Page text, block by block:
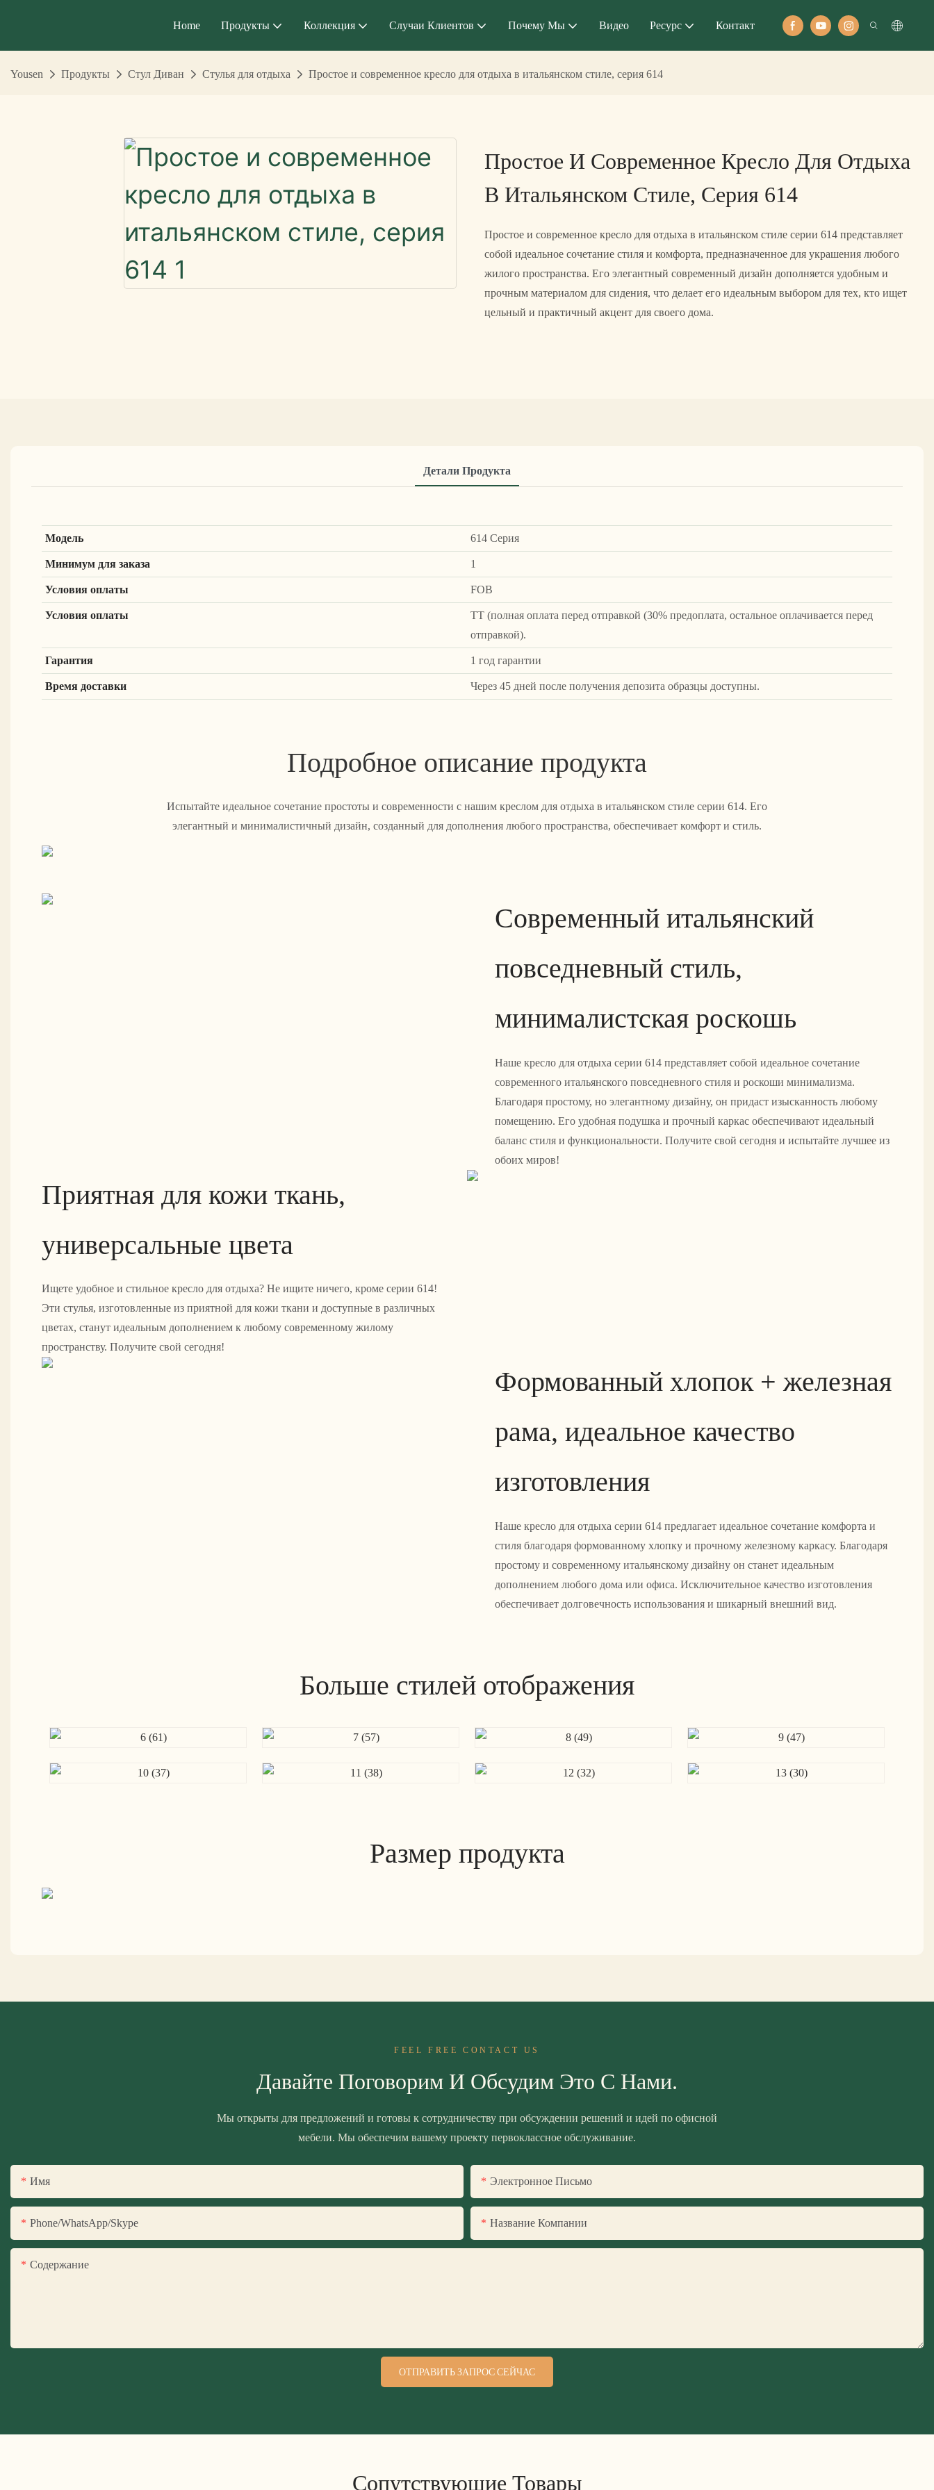
Home Продукты Коллекция Случаи Клиентов Почему Мы Видео Ресурс Контакт
Yousen Продукты Стул Диван Стулья для отдыха Простое и современное кресло для отдыха в итальянском стиле, серия 614
Простое И Современное Кресло Для Отдыха
В Итальянском Стиле, Серия 614
Простое и современное кресло для отдыха в итальянском стиле серии 614 представляет
собой идеальное сочетание стиля и комфорта, предназначенное для украшения любого
жилого пространства. Его элегантный современный дизайн дополняется удобным и
прочным материалом для сидения, что делает его идеальным выбором для тех, кто ищет
цельный и практичный акцент для своего дома.
Детали Продукта
Модель
614 Серия
Минимум для заказа
1
Условия оплаты
FOB
Условия оплаты
ТТ (полная оплата перед отправкой (30% предоплата, остальное оплачивается перед
отправкой).
Гарантия
1 год гарантии
Время доставки
Через 45 дней после получения депозита образцы доступны.
Подробное описание продукта
Испытайте идеальное сочетание простоты и современности с нашим креслом для отдыха в итальянском стиле серии 614. Его
элегантный и минималистичный дизайн, созданный для дополнения любого пространства, обеспечивает комфорт и стиль.
Современный итальянский
повседневный стиль,
минималистская роскошь
Наше кресло для отдыха серии 614 представляет собой идеальное сочетание
современного итальянского повседневного стиля и роскоши минимализма.
Благодаря простому, но элегантному дизайну, он придаст изысканность любому
помещению. Его удобная подушка и прочный каркас обеспечивают идеальный
баланс стиля и функциональности. Получите свой сегодня и испытайте лучшее из
обоих миров!
Приятная для кожи ткань,
универсальные цвета
Ищете удобное и стильное кресло для отдыха? Не ищите ничего, кроме серии 614!
Эти стулья, изготовленные из приятной для кожи ткани и доступные в различных
цветах, станут идеальным дополнением к любому современному жилому
пространству. Получите свой сегодня!
Формованный хлопок + железная
рама, идеальное качество
изготовления
Наше кресло для отдыха серии 614 предлагает идеальное сочетание комфорта и
стиля благодаря формованному хлопку и прочному железному каркасу. Благодаря
простому и современному итальянскому дизайну он станет идеальным
дополнением любого дома или офиса. Исключительное качество изготовления
обеспечивает долговечность использования и шикарный внешний вид.
Больше стилей отображения
Размер продукта
FEEL FREE CONTACT US
Давайте Поговорим И Обсудим Это С Нами.
Мы открыты для предложений и готовы к сотрудничеству при обсуждении решений и идей по офисной
мебели. Мы обеспечим вашему проекту первоклассное обслуживание.
Имя Электронное Письмо
Phone/WhatsApp/Skype Название Компании
Содержание
ОТПРАВИТЬ ЗАПРОС СЕЙЧАС
Сопутствующие Товары